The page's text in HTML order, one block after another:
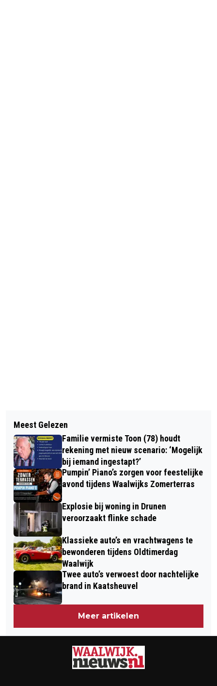
AQUAMIGOS HEREN 1 VERSLAAT
HZPC MET OVERTUIGENDE 13-8 ZEGE
BIBLIOTHEEK WAALWIJK
ORGANISEERT KLIMAAT DOE-DAG
VOOR KINDEREN
Meest Gelezen
Familie vermiste Toon (78) houdt
rekening met nieuw scenario: ‘Mogelijk
bij iemand ingestapt?’
Pumpin’ Piano’s zorgen voor feestelijke
avond tijdens Waalwijks Zomerterras
Explosie bij woning in Drunen
veroorzaakt flinke schade
Klassieke auto’s en vrachtwagens te
bewonderen tijdens Oldtimerdag
Waalwijk
Twee auto’s verwoest door nachtelijke
brand in Kaatsheuvel
Meer artikelen